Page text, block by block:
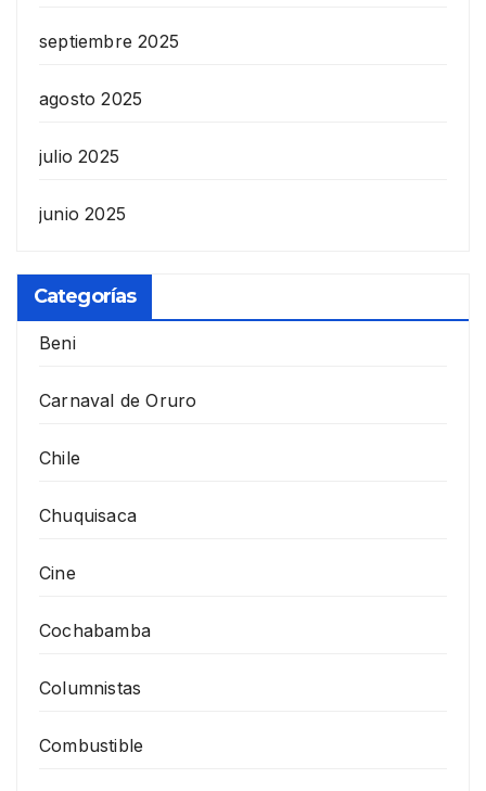
septiembre 2025
agosto 2025
julio 2025
junio 2025
Categorías
Beni
Carnaval de Oruro
Chile
Chuquisaca
Cine
Cochabamba
Columnistas
Combustible